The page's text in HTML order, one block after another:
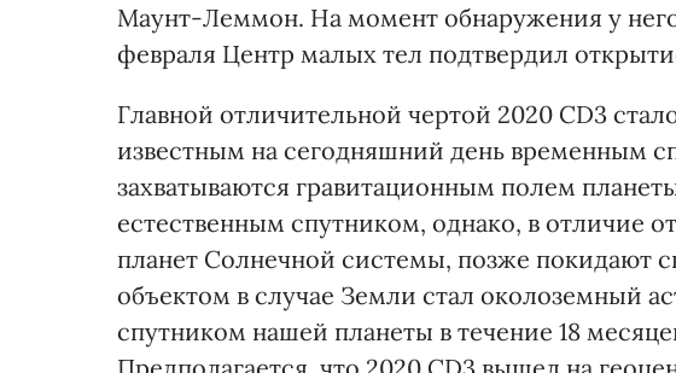
Маунт-Леммон. На момент обнаружения у него
февраля Центр малых тел подтвердил
Главной отличительной чертой 2020 CD3
известным на сегодняшний день временным
захватываются гравитационным полем
естественным спутником, однако, в отличие
планет Солнечной системы, позже покидают
объектом в случае Земли стал околоземный
спутником нашей планеты в течение 18